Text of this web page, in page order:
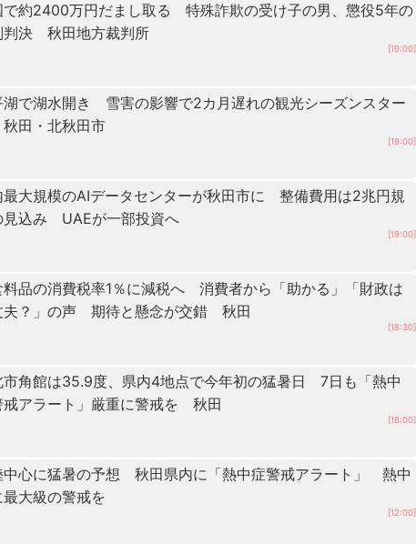
で約2400万円だまし取る 特殊詐欺の受け子の男、懲役5年の
判決 秋田地方裁判所
[19:00]
湖で湖水開き 雪害の影響で2カ月遅れの観光シーズンスター
田・北秋田市
[19:00]
最大規模のAIデータセンターが秋田市に 整備費用は2兆円規
見込み UAEが一部投資へ
[19:00]
料品の消費税率1％に減税へ 消費者から「助かる」「財政は
夫？」の声 期待と懸念が交錯 秋田
[18:30]
市角館は35.9度、県内4地点で今年初の猛暑日 7日も「熱中
戒アラート」厳重に警戒を 秋田
[18:00]
中心に猛暑の予想 秋田県内に「熱中症警戒アラート」 熱中
最大級の警戒を
[12:00]